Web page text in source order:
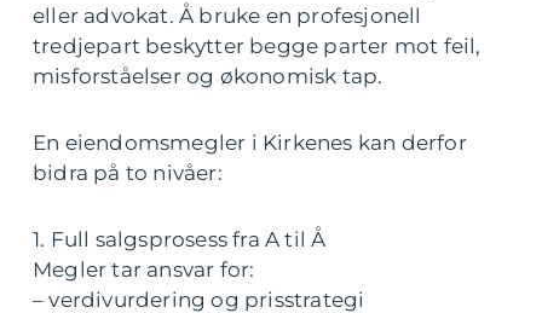
eller advokat. Å bruke en profesjonell
tredjepart beskytter begge parter mot feil,
misforståelser og økonomisk tap.
En eiendomsmegler i Kirkenes kan derfor
bidra på to nivåer:
1. Full salgsprosess fra A til Å
Megler tar ansvar for:
– verdivurdering og prisstrategi